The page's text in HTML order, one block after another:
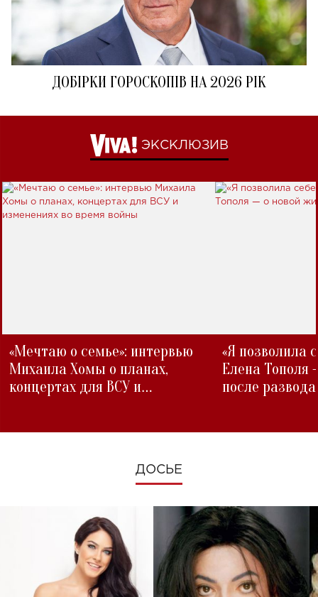
ДОБІРКИ ГОРОСКОПІВ НА 2026 РІК
ЭКСКЛЮЗИВ
«Мечтаю о семье»: интервью
Михаила Хомы о планах,
концертах для ВСУ и
«Я позволила
Елена Тополя
после развода
ДОСЬЕ